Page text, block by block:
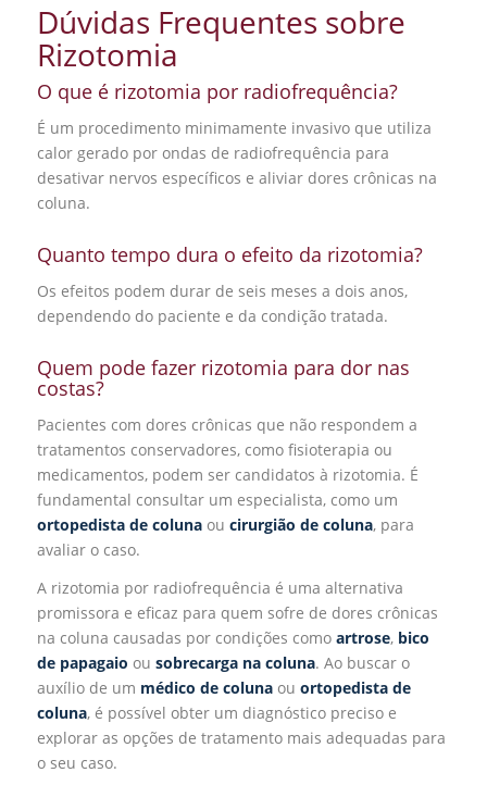
Dúvidas Frequentes sobre
Rizotomia
O que é rizotomia por radiofrequência?
É um procedimento minimamente invasivo que utiliza
calor gerado por ondas de radiofrequência para
desativar nervos específicos e aliviar dores crônicas na
coluna.
Quanto tempo dura o efeito da rizotomia?
Os efeitos podem durar de seis meses a dois anos,
dependendo do paciente e da condição tratada.
Quem pode fazer rizotomia para dor nas
costas?
Pacientes com dores crônicas que não respondem a
tratamentos conservadores, como fisioterapia ou
medicamentos, podem ser candidatos à rizotomia. É
fundamental consultar um especialista, como um
ortopedista de colunaou cirurgião de coluna, para
avaliar o caso.
A rizotomia por radiofrequência é uma alternativa
promissora e eficaz para quem sofre de dores crônicas
na coluna causadas por condições como artrose, bico
de papagaio ou sobrecarga na coluna. Ao buscar o
auxílio de um médico de colunaou ortopedista de
coluna, é possível obter um diagnóstico preciso e
explorar as opções de tratamento mais adequadas para
o seu caso.